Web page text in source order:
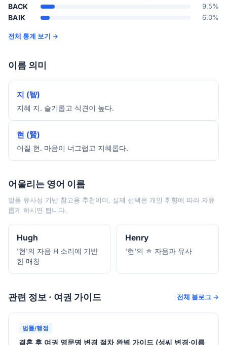
BACK 9.5%
BAIK 6.0%
전체 통계 보기 →
이름 의미
지 (智)
지혜 지. 슬기롭고 식견이 높다.
현 (賢)
어질 현. 마음이 너그럽고 지혜롭다.
어울리는 영어 이름
발음 유사성 기반 참고용 추천이며, 실제 선택은 개인 취향에 따라 자유
롭게 하시면 됩니다.
Hugh
'현'의 자음 H 소리에 기반
한 매칭
Henry
'현'의 ㅎ 자음과 유사
관련 정보 · 여권 가이드 전체 블로그 →
법률/행정
결혼 후 여권 영문명 변경 절차 완벽 가이드 (성씨 변경·이름